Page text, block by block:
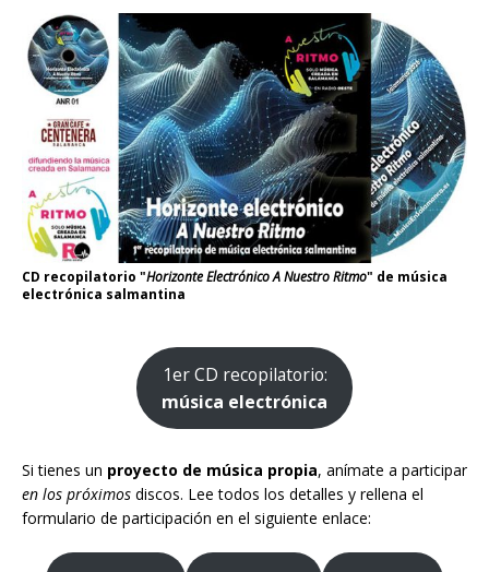
CD recopilatorio "Horizonte Electrónico A Nuestro Ritmo" de música
electrónica salmantina
1er CD recopilatorio:
música electrónica
Si tienes un proyecto de música propia, anímate a participar
en los próximos discos. Lee todos los detalles y rellena el
formulario de participación en el siguiente enlace: